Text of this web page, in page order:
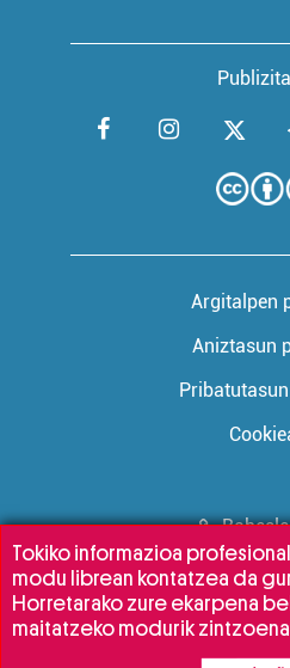
Argitalpen
Aniztasun
Tokiko informazioa
modu librean kontatzea da
Horretarako zure ekarpena
maitatzeko modurik